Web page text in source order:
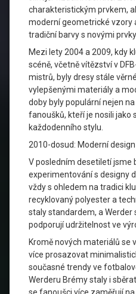
charakteristickým prvkem,
moderní geometrické vzory
tradiční barvy s novými prvky.
Mezi lety 2004 a 2009, kdy
scéně, včetně vítězství v
mistrů, byly dresy stále
vylepšenými materiály a
doby byly populární nejen
fanoušků, kteří je nosili jako
každodenního stylu.
2010-dosud: Moderní
V posledním desetiletí jsme
experimentování s designy
vždy s ohledem na tradici
recyklovaný polyester a
staly standardem, a Werder
podporují udržitelnost ve
Kromě nových materiálů se
více prosazovat
současné trendy ve
Werderu Brémy staly i